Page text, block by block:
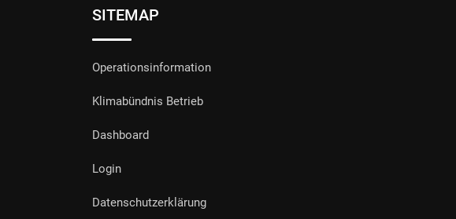
SITEMAP
Operationsinformation
Klimabündnis Betrieb
Dashboard
Login
Datenschutzerklärung